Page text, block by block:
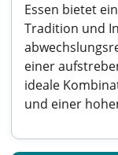
Essen bietet
Tradition und
einer
ideale
und einer